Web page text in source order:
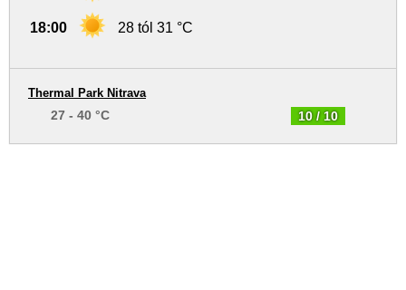
18:00 28 tól 31 °C
10 / 10
Thermal Park Nitrava
27 - 40 °C